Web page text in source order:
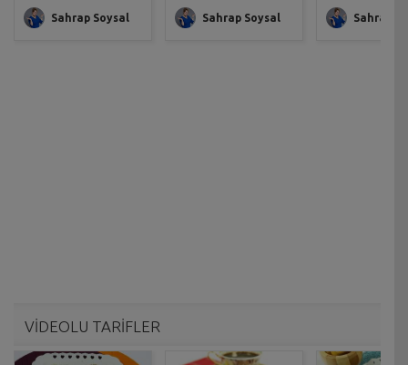
Sahrap Soysal Sahrap Soysal Sahrap
VİDEOLU TARİFLER